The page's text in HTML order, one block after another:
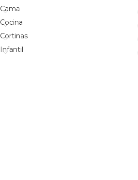
Cama
Cocina
Cortinas
Infantil